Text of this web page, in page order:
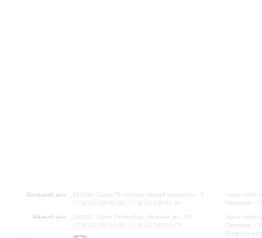
Большой зал:
191186, Санкт-Петербург, Михайловская ул., 2
+7 (812) 240-01-00, +7 (812) 240-01-80
Малый зал:
191011, Санкт-Петербург, Невский пр., 30
+7 (812) 240-01-00, +7 (812) 240-01-70
Часы
Перерыв с
Часы
Перерыв с
Вопросы